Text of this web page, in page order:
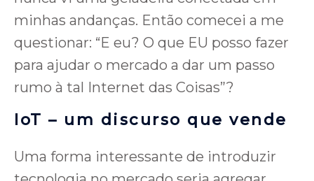
minhas andanças. Então comecei a me
questionar: “E eu? O que EU posso fazer
para ajudar o mercado a dar um passo
rumo à tal Internet das Coisas”?
IoT – um discurso que vende
Uma forma interessante de introduzir